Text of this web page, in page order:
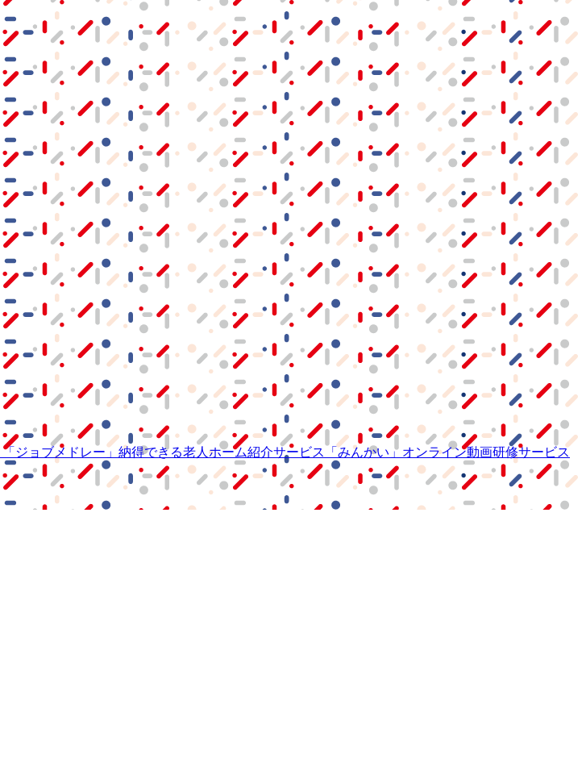
「ジョブメドレー」 納得できる老人ホーム紹介サービス 「みんかい」 オンライン動画研修サービス